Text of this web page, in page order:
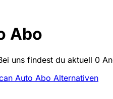
Abo
uns findest du aktuell 0
Auto Abo Alternativen